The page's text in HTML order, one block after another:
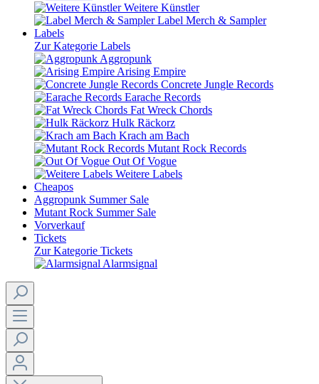
Weitere Künstler
Label Merch & Sampler
Labels
Zur Kategorie Labels
Aggropunk
Arising Empire
Concrete Jungle Records
Earache Records
Fat Wreck Chords
Hulk Räckorz
Krach am Bach
Mutant Rock Records
Out Of Vogue
Weitere Labels
Cheapos
Aggropunk Summer Sale
Mutant Rock Summer Sale
Vorverkauf
Tickets
Zur Kategorie Tickets
Alarmsignal